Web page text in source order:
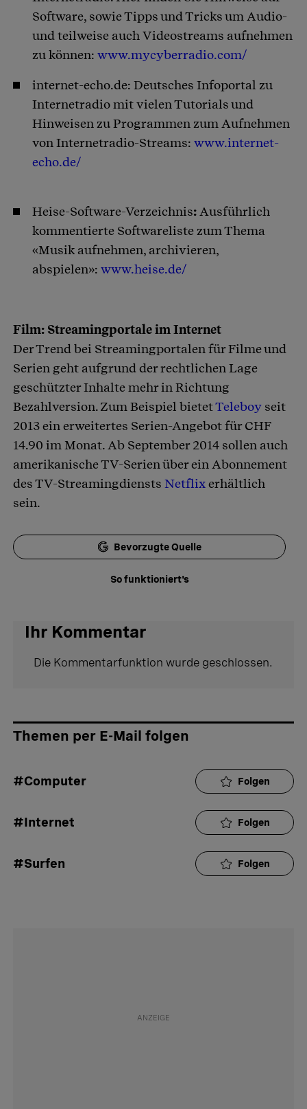
Software, sowie Tipps und Tricks um Audio-
und teilweise auch Videostreams aufnehmen
zu können: www.mycyberradio.com/
internet-echo.de: Deutsches Infoportal zu
Internetradio mit vielen Tutorials und
Hinweisen zu Programmen zum Aufnehmen
von Internetradio-Streams: www.internet-
echo.de/
Heise-Software-Verzeichnis:Ausführlich
kommentierte Softwareliste zum Thema
«Musik aufnehmen, archivieren,
abspielen»: www.heise.de/
Film: Streamingportale im Internet
Der Trend bei Streamingportalen für Filme und
Serien geht aufgrund der rechtlichen Lage
geschützter Inhalte mehr in Richtung
Bezahlversion. Zum Beispiel bietetTeleboy seit
2013 ein erweitertes Serien-Angebot für CHF
14.90 im Monat. Ab September 2014 sollen auch
amerikanische TV-Serien über ein Abonnement
des TV-Streamingdiensts Netflixerhältlich
sein.
Bevorzugte Quelle
So funktioniert's
Ihr Kommentar
Die Kommentarfunktion wurde geschlossen.
Themen per E-Mail folgen
#Computer Folgen
#Internet Folgen
#Surfen Folgen